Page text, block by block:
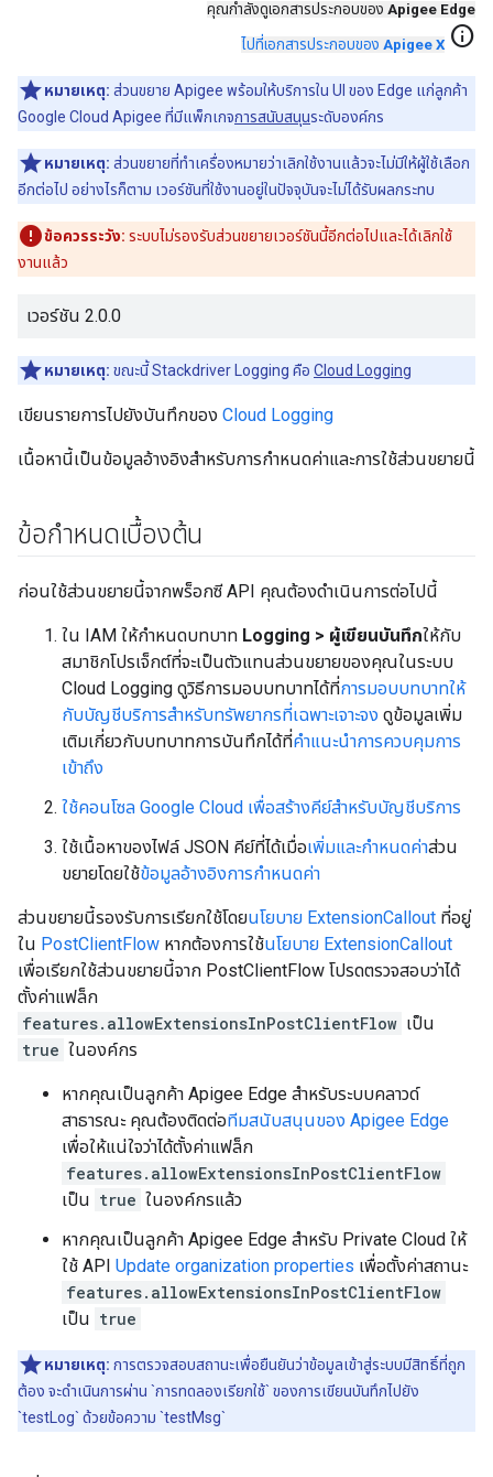
คุณกำลังดูเอกสารประกอบของ Apigee Edge
ไปที่เอกสารประกอบของ Apigee X info
หมายเหตุ: ส่วนขยาย Apigee พร้อมให้บริการใน UI ของ Edge แก่ลูกค้า
Google Cloud Apigee ที่มีแพ็กเกจการสนับสนุนระดับองค์กร
หมายเหตุ: ส่วนขยายที่ทำเครื่องหมายว่าเลิกใช้งานแล้วจะไม่มีให้ผู้ใช้เลือก
อีกต่อไป อย่างไรก็ตาม เวอร์ชันที่ใช้งานอยู่ในปัจจุบันจะไม่ได้รับผลกระทบ
ข้อควรระวัง: ระบบไม่รองรับส่วนขยายเวอร์ชันนี้อีกต่อไปและได้เลิกใช้
งานแล้ว
เวอร์ชัน 2.0.0
หมายเหตุ: ขณะนี้ Stackdriver Logging คือ Cloud Logging
เขียนรายการไปยังบันทึกของ Cloud Logging
เนื้อหานี้เป็นข้อมูลอ้างอิงสำหรับการกำหนดค่าและการใช้ส่วนขยายนี้
ข้อกำหนดเบื้องต้น
ก่อนใช้ส่วนขยายนี้จากพร็อกซี API คุณต้องดำเนินการต่อไปนี้
ใน IAM ให้กำหนดบทบาท Logging > ผู้เขียนบันทึกให้กับ
สมาชิกโปรเจ็กต์ที่จะเป็นตัวแทนส่วนขยายของคุณในระบบ
Cloud Logging ดูวิธีการมอบบทบาทได้ที่การมอบบทบาทให้
กับบัญชีบริการสำหรับทรัพยากรที่เฉพาะเจาะจง ดูข้อมูลเพิ่ม
เติมเกี่ยวกับบทบาทการบันทึกได้ที่คำแนะนำการควบคุมการ
เข้าถึง
ใช้คอนโซล Google Cloud เพื่อสร้างคีย์สำหรับบัญชีบริการ
ใช้เนื้อหาของไฟล์ JSON คีย์ที่ได้เมื่อเพิ่มและกำหนดค่าส่วน
ขยายโดยใช้ข้อมูลอ้างอิงการกำหนดค่า
ส่วนขยายนี้รองรับการเรียกใช้โดยนโยบาย ExtensionCallout ที่อยู่
ใน PostClientFlow หากต้องการใช้นโยบาย ExtensionCallout
เพื่อเรียกใช้ส่วนขยายนี้จาก PostClientFlow โปรดตรวจสอบว่าได้
ตั้งค่าแฟล็ก
features.allowExtensionsInPostClientFlow เป็น
true ในองค์กร
หากคุณเป็นลูกค้า Apigee Edge สำหรับระบบคลาวด์
สาธารณะ คุณต้องติดต่อทีมสนับสนุนของ Apigee Edge
เพื่อให้แน่ใจว่าได้ตั้งค่าแฟล็ก
features.allowExtensionsInPostClientFlow
เป็น true ในองค์กรแล้ว
หากคุณเป็นลูกค้า Apigee Edge สำหรับ Private Cloud ให้
ใช้ API Update organization properties เพื่อตั้งค่าสถานะ
features.allowExtensionsInPostClientFlow
เป็น true
หมายเหตุ: การตรวจสอบสถานะเพื่อยืนยันว่าข้อมูลเข้าสู่ระบบมีสิทธิ์ที่ถูก
ต้อง จะดำเนินการผ่าน `การทดลองเรียกใช้` ของการเขียนบันทึกไปยัง
`testLog` ด้วยข้อความ `testMsg`